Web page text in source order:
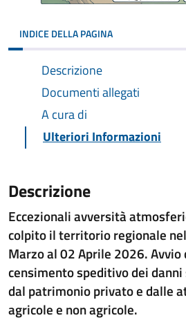
INDICE DELLA PAGINA
Descrizione
Documenti allegati
A cura di
Ulteriori Informazioni
Descrizione
Eccezionali avversità
colpito il territorioregionale
Marzo al 02 Aprile 2026.Avvio
censimento speditivo dei
dal patrimonio privato e dalle
agricole e non agricole.